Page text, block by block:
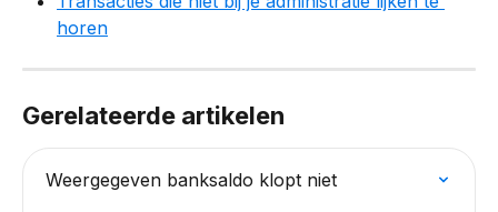
horen
Gerelateerde artikelen
Weergegeven banksaldo klopt niet